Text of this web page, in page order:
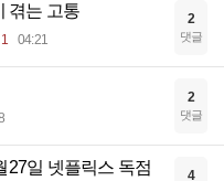
겪는 고통
04:21
2
댓글
2
댓글
27일 넷플릭스 독점 4